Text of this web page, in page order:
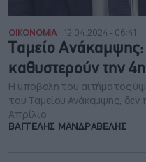
ΟΙΚΟΝΟΜΙΑ 12.04.2024 - 06:41
Ταμείο
καθυστερούν την
Η υποβολή του αιτήματος
του Ταμείου Ανάκαμψης, δεν
Απρίλιο
ΒΑΓΓΕΛΗΣ ΜΑΝΔΡΑΒΕΛΗΣ